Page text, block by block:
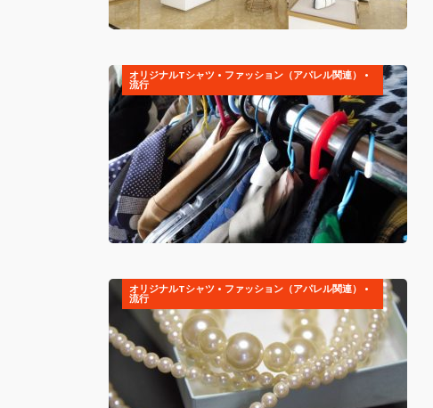
オリジナルTシャツ • ファッション（アパレル関連） •
流行
オリジナルTシャツ • ファッション（アパレル関連） •
流行